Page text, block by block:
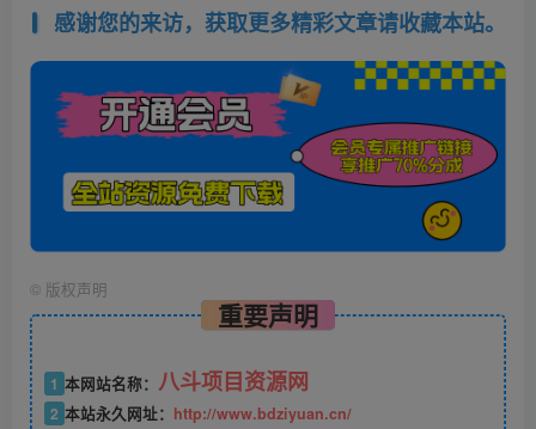
感谢您的来访，获取更多精彩文章请收藏本站。
© 版权声明
重要声明
1 本网站名称： 八斗项目资源网
2 本站永久网址： http://www.bdziyuan.cn/